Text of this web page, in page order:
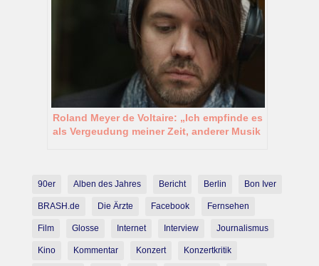
Roland Meyer de Voltaire: „Ich empfinde es
als Vergeudung meiner Zeit, anderer Musik
90er Alben des Jahres Bericht Berlin Bon Iver
BRASH.de Die Ärzte Facebook Fernsehen
Film Glosse Internet Interview Journalismus
Kino Kommentar Konzert Konzertkritik